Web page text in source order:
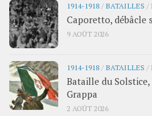
1914-1918 / BATAILLES /
Caporetto, débâcle
9 AOÛT 2026
1914-1918 / BATAILLES /
Bataille du
Grappa
2 AOÛT 2026